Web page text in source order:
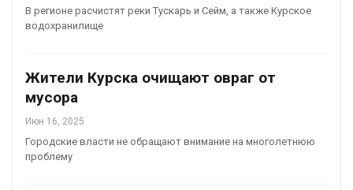
В регионе расчистят реки Тускарь и Сейм, а также Курское
водохранилище
Жители Курска очищают овраг от
мусора
Июн 16, 2025
Городские власти не обращают внимание на многолетнюю
проблему